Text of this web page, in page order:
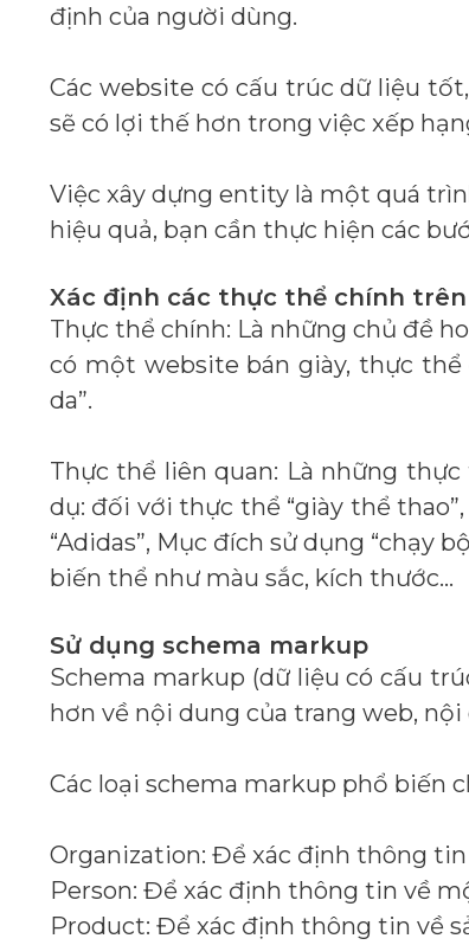
định của người dùng.
Các website có cấu trúc dữ liệu
sẽ có lợi thế hơn trong việc xếp
Việc xây dựng entity là một quá
hiệu quả, bạn cần thực hiện các
Xác định các thực thể chính
Thực thể chính: Là những chủ đề
có một website bán giày, thực thể
da”.
Thực thể liên quan: Là những
dụ: đối với thực thể “giày thể
“Adidas”, Mục đích sử dụng “chạy
biến thể như màu sắc, kích thước…
Sử dụng schema markup
Schema markup (dữ liệu có cấu
hơn về nội dung của trang web,
Các loại schema markup phổ biến
Organization: Để xác định thông
Person: Để xác định thông tin về
Product: Để xác định thông tin về